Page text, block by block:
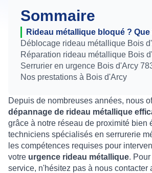
Sommaire
Rideau métallique bloqué ? Que
Déblocage rideau métallique Bois
Réparation rideau métallique Bois
Serrurier en urgence Bois d'Arcy
Nos prestations à Bois d'Arcy
Depuis de nombreuses années, nous
dépannage de rideau métallique
grâce à notre réseau de proximité bien
techniciens spécialisés en serrurerie
les compétences requises pour
votre urgence rideau métallique.
service, n'hésitez pas à nous contacter